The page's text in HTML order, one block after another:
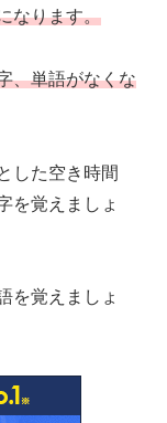
なります。
、単語がなくな
した空き時間
を覚えましょ
を覚えましょ